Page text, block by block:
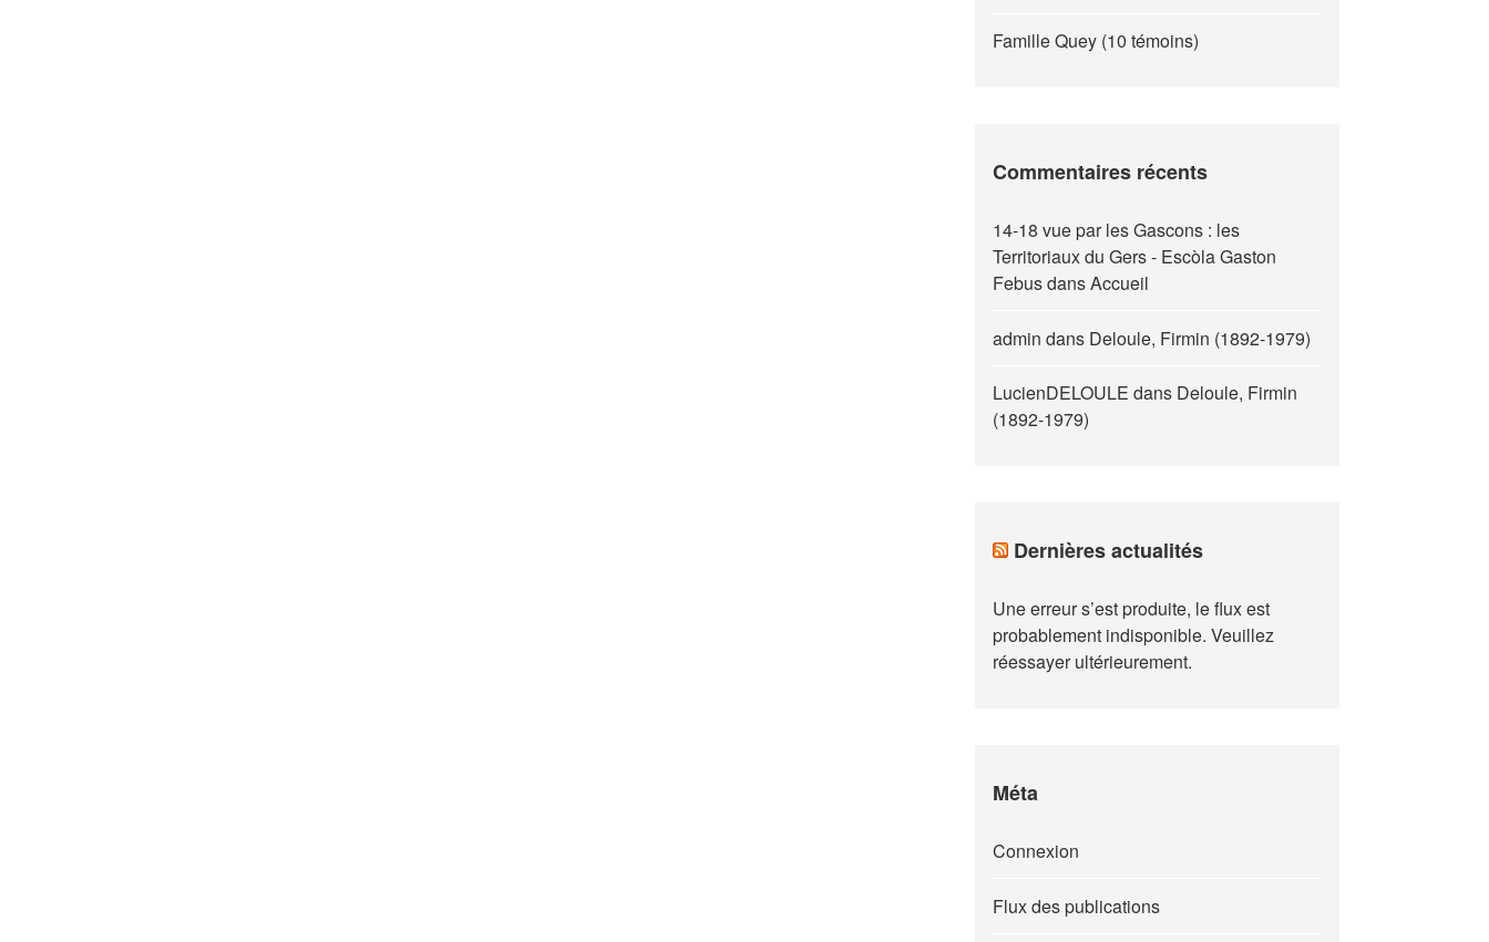
Famille Quey (10 témoins)
Commentaires récents
14-18 vue par les Gascons : les
Territoriaux du Gers - Escòla Gaston
FebusdansAccueil
admin dans Deloule, Firmin (1892-1979)
LucienDELOULE dans Deloule, Firmin
(1892-1979)
Dernières actualités
Une erreur s’est produite, le flux est
probablement indisponible. Veuillez
réessayer ultérieurement.
Méta
Connexion
Flux des publications